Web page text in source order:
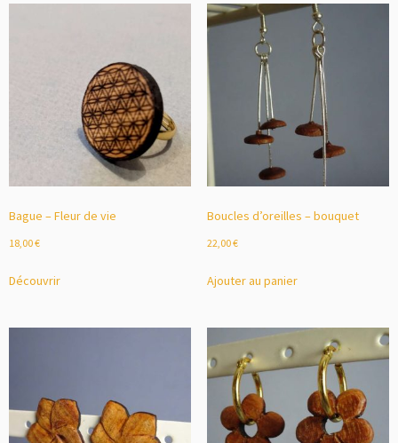
Bague – Fleur de vie
18,00€
Découvrir
Boucles d’oreilles – bouquet
22,00€
Ajouter au panier